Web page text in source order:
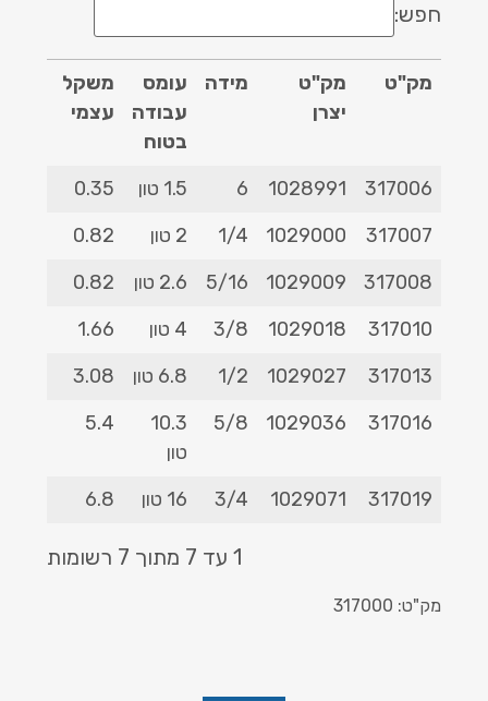
חפש:
מק"ט
מק"ט
יצרן
מידה
עומס
עבודה
בטוח
משקל
עצמי
מק"ט
מק"ט
מידה
עומס
בטוח
משקל
317006
1028991
6 1.5 טון 0.35
317007
1029000
1/4 2 טון 0.82
317008
1029009
5/16 2.6 טון 0.82
317010
1029018
3/8 4 טון 1.66
317013
1029027
1/2 6.8 טון 3.08
317016
1029036
5/8
10.3
טון
5.4
317019
1029071
3/4 16 טון 6.8
1 עד 7 מתוך 7 רשומות
מק"ט: 317000